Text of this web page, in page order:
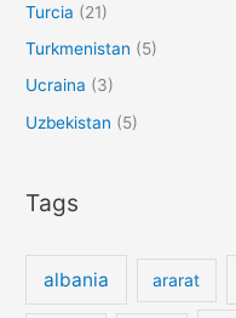
Turcia (21)
Turkmenistan (5)
Ucraina (3)
Uzbekistan (5)
Tags
albania ararat